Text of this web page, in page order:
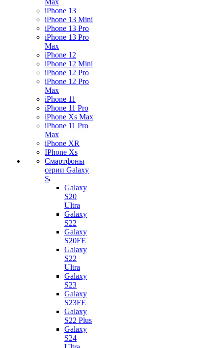
Max
iPhone 13
iPhone 13 Mini
iPhone 13 Pro
iPhone 13 Pro
Max
iPhone 12
iPhone 12 Mini
iPhone 12 Pro
iPhone 12 Pro
Max
iPhone 11
iPhone 11 Pro
iPhone Xs Max
iPhone 11 Pro
Max
iPhone XR
IPhone Xs
Смартфоны
серии Galaxy
S
Galaxy
S20
Ultra
Galaxy
S22
Galaxy
S20FE
Galaxy
S22
Ultra
Galaxy
S23
Galaxy
S23FE
Galaxy
S22 Plus
Galaxy
S24